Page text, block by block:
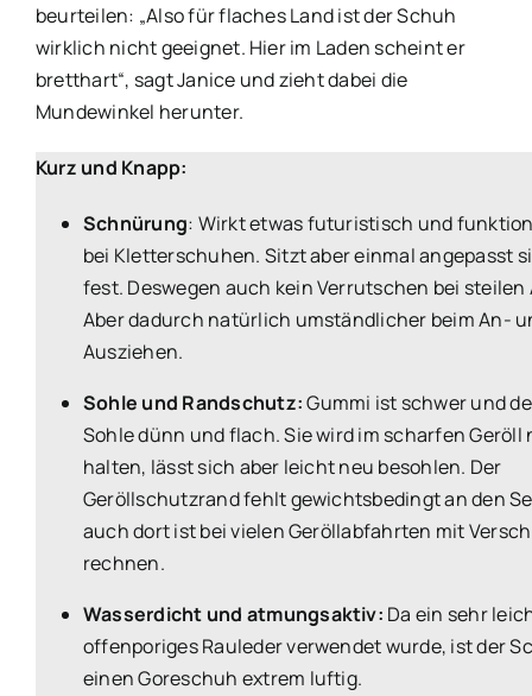
beurteilen: „Also für flaches Land ist der Schuh
wirklich nicht geeignet. Hier im Laden scheint er
bretthart“, sagt Janice und zieht dabei die
Mundewinkel herunter.
Kurz und Knapp:
Schnürung: Wirkt etwas futuristisch und
bei Kletterschuhen. Sitzt aber einmal angepasst
fest. Deswegen auch kein Verrutschen bei steilen
Aber dadurch natürlich umständlicher beim An-
Ausziehen.
Sohle und Randschutz:Gummi ist schwer und
Sohle dünn und flach. Sie wird im scharfen Geröll
halten, lässt sich aber leicht neu besohlen. Der
Geröllschutzrand fehlt gewichtsbedingt an den
auch dort ist bei vielen Geröllabfahrten mit
rechnen.
Wasserdicht und atmungsaktiv: Da ein sehr
offenporiges Rauleder verwendet wurde, ist der
einen Goreschuh extrem luftig.